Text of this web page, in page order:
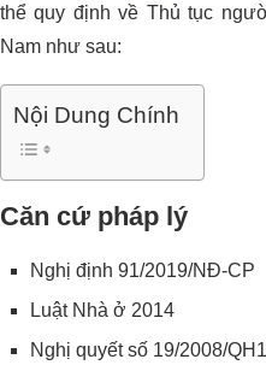
thể quy định về Thủ tục
Nam như sau:
Nội Dung Chính
Căn cứ pháp lý
Nghị định 91/2019/NĐ-CP
Luật Nhà ở 2014
Nghị quyết số 19/2008/